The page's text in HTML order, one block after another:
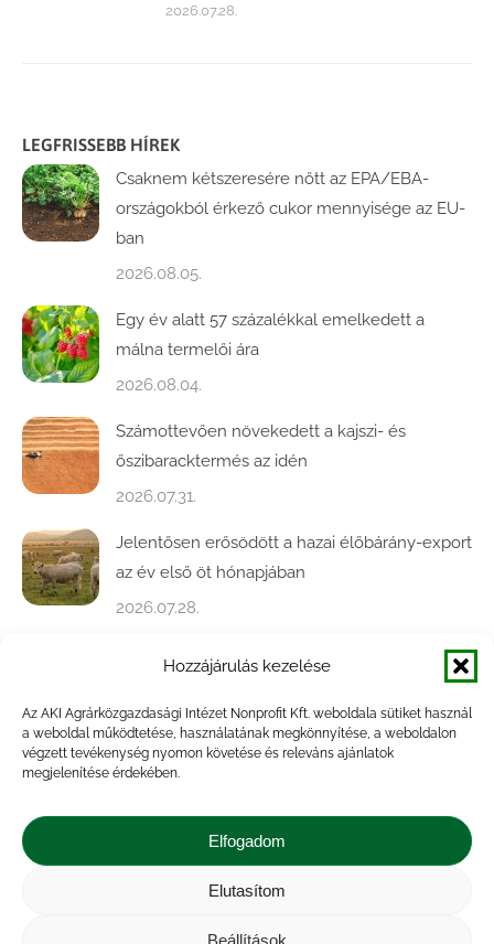
Hozzájárulás kezelése
Az AKI Agrárközgazdasági Intézet Nonprofit Kft. weboldala sütiket használ
a weboldal működtetése, használatának megkönnyítése, a weboldalon
végzett tevékenység nyomon követése és releváns ajánlatok
megjelenítése érdekében.
Elfogadom
Elutasítom
Beállítások
2026.07.28.
LEGFRISSEBB HÍREK
Csaknem kétszeresére nőtt az EPA/EBA-
országokból érkező cukor mennyisége az EU-
ban
2026.08.05.
Egy év alatt 57 százalékkal emelkedett a
málna termelői ára
2026.08.04.
Számottevően növekedett a kajszi- és
őszibaracktermés az idén
2026.07.31.
Jelentősen erősödött a hazai élőbárány-export
az év első öt hónapjában
2026.07.28.
Közel ötödével bővült a baromfivágás
2026.07.28.
A végéhez közelít az őszi búza betakarítása
Kapcsolat |